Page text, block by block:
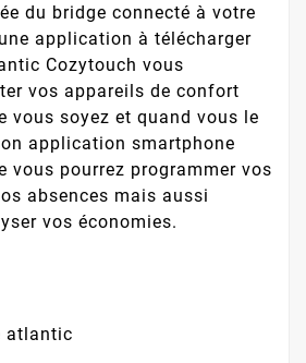
du bridge connecté à votre
application à télécharger
Cozytouch vous
vos appareils de confort
vous soyez et quand vous le
application smartphone
vous pourrez programmer vos
absences mais aussi
vos économies.